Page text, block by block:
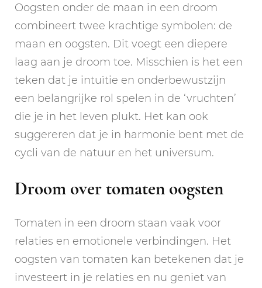
Oogsten onder de maan in een droom
combineert twee krachtige symbolen: de
maan en oogsten. Dit voegt een diepere
laag aan je droom toe. Misschien is het een
teken dat je intuïtie en onderbewustzijn
een belangrijke rol spelen in de ‘vruchten’
die je in het leven plukt. Het kan ook
suggereren dat je in harmonie bent met de
cycli van de natuur en het universum.
Droom over tomaten oogsten
Tomaten in een droom staan vaak voor
relaties en emotionele verbindingen. Het
oogsten van tomaten kan betekenen dat je
investeert in je relaties en nu geniet van